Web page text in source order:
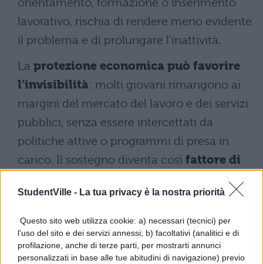
StudentVille - La tua privacy è la nostra priorità
Questo sito web utilizza cookie: a) necessari (tecnici) per
l'uso del sito e dei servizi annessi; b) facoltativi (analitici e di
profilazione, anche di terze parti, per mostrarti annunci
personalizzati in base alle tue abitudini di navigazione) previo
lavorativo, rischia di rendere meno evidente
il problema e di prolungare l’inattività.
La protezione economica può favorire
l’invisibilità: molti giovani rimangono ai
margini del mercato del lavoro e dei servizi
pubblici, senza essere intercettati da
politiche attive o programmi di presa in
carico. Il sostegno diventa così fattore di
permanenza anziché trampolino per il
rilancio, soprattutto quando non
accompagnato da strumenti concreti per
facilitare il rientro in percorsi formativi o
occupazionali strutturati.